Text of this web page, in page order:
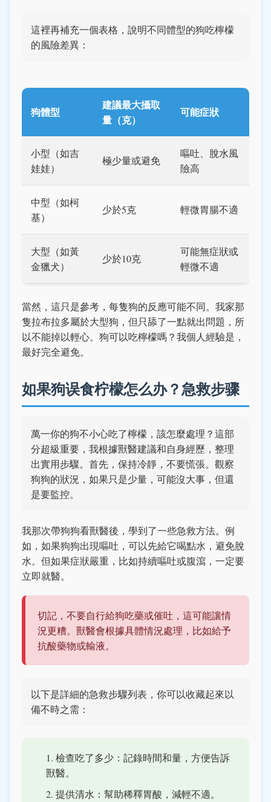
這裡再補充一個表格，說明不同體型的狗吃檸檬
的風險差異：
狗體型
建議最大攝取
量（克）
可能症狀
小型（如吉
娃娃）
極少量或避免
嘔吐、脫水風
險高
中型（如柯
基）
少於5克 輕微胃腸不適
大型（如黃
金獵犬）
少於10克
可能無症狀或
輕微不適
當然，這只是參考，每隻狗的反應可能不同。我家那
隻拉布拉多屬於大型狗，但只舔了一點就出問題，所
以不能掉以輕心。狗可以吃檸檬嗎？我個人經驗是，
最好完全避免。
如果狗误食柠檬怎么办？急救步骤
萬一你的狗不小心吃了檸檬，該怎麼處理？這部
分超級重要，我根據獸醫建議和自身經歷，整理
出實用步驟。首先，保持冷靜，不要慌張。觀察
狗狗的狀況，如果只是少量，可能沒大事，但還
是要監控。
我那次帶狗狗看獸醫後，學到了一些急救方法。例
如，如果狗狗出現嘔吐，可以先給它喝點水，避免脫
水。但如果症狀嚴重，比如持續嘔吐或腹瀉，一定要
立即就醫。
切記，不要自行給狗吃藥或催吐，這可能讓情
況更糟。獸醫會根據具體情況處理，比如給予
抗酸藥物或輸液。
以下是詳細的急救步驟列表，你可以收藏起來以
備不時之需：
檢查吃了多少：記錄時間和量，方便告訴
獸醫。
提供清水：幫助稀釋胃酸，減輕不適。